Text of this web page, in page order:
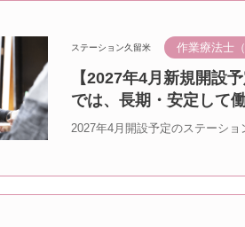
ステーション久留米 作業療法士（
【2027年4月新規開設
では、長期・安定して
2027年4月開設予定のステーショ